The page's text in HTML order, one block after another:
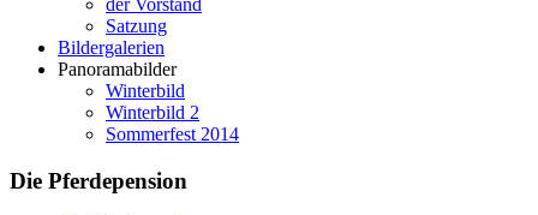
der Vorstand
Satzung
Bildergalerien
Panoramabilder
Winterbild
Winterbild 2
Sommerfest 2014
Die Pferdepension